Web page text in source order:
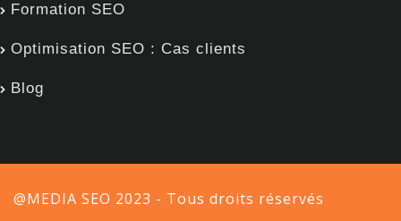
Formation SEO
Optimisation SEO : Cas clients
Blog
@MEDIA SEO 2023 - Tous droits réservés